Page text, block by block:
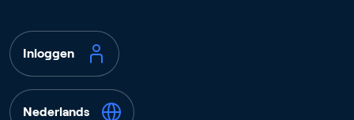
Inloggen
Nederlands